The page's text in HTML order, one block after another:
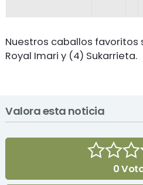
Nuestros caballos favoritos
Royal Imari y (4) Sukarrieta.
Valora esta noticia
0